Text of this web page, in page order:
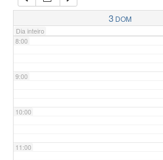
3 DOM
Dia inteiro
7:00
8:00
9:00
10:00
11:00